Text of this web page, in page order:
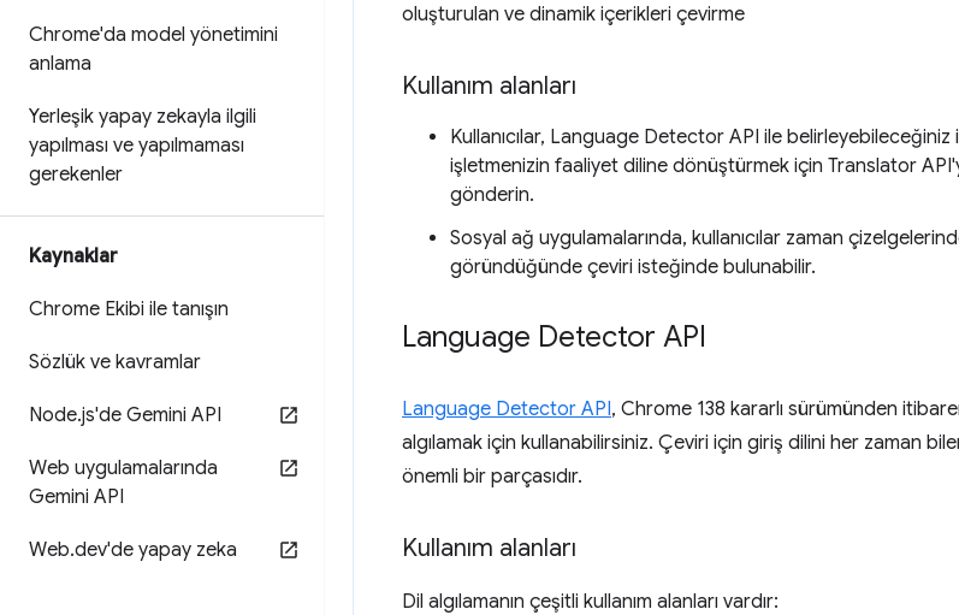
Chrome'da model yönetimini
anlama
Yerleşik yapay zekayla ilgili
yapılması ve yapılmaması
gerekenler
Kaynaklar
Chrome Ekibi ile tanışın
Sözlük ve kavramlar
Node.js'de Gemini API
Web uygulamalarında
Gemini API
Web.dev'de yapay zeka
oluşturulan ve dinamik içerikleri çevirme
Kullanım alanları
Kullanıcılar, Language Detector API ile
işletmenizin faaliyet diline dönüştürmek için Translator
gönderin.
Sosyal ağ uygulamalarında, kullanıcılar zaman
göründüğünde çeviri isteğinde bulunabilir.
Language Detector API
Language Detector API, Chrome 138 kararlı sürümünden
algılamak için kullanabilirsiniz. Çeviri için giriş dilini her zaman
önemli bir parçasıdır.
Kullanım alanları
Dil algılamanın çeşitli kullanım alanları vardır: